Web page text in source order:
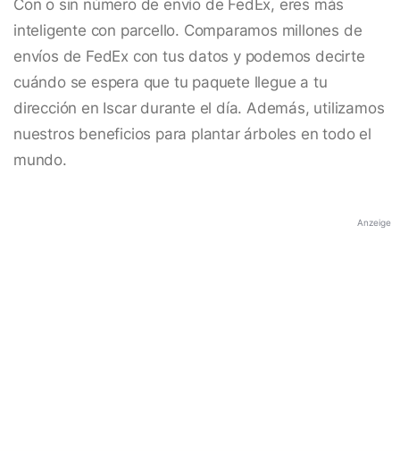
Con o sin número de envío de FedEx, eres más
inteligente con parcello. Comparamos millones de
envíos de FedEx con tus datos y podemos decirte
cuándo se espera que tu paquete llegue a tu
dirección en Iscar durante el día. Además, utilizamos
nuestros beneficios para plantar árboles en todo el
mundo.
Anzeige